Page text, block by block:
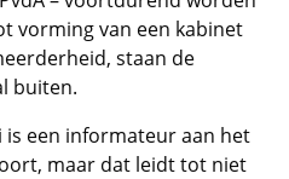
vorming van een kabinet
staan de
buiten.
is een informateur aan het
maar dat leidt tot niet